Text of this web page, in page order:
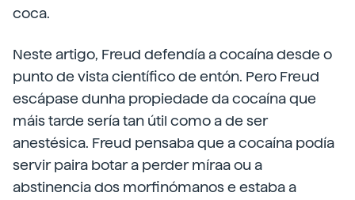
coca.
Neste artigo, Freud defendía a cocaína desde o
punto de vista científico de entón. Pero Freud
escápase dunha propiedade da cocaína que
máis tarde sería tan útil como a de ser
anestésica. Freud pensaba que a cocaína podía
servir paira botar a perder míraa ou a
abstinencia dos morfinómanos e estaba a